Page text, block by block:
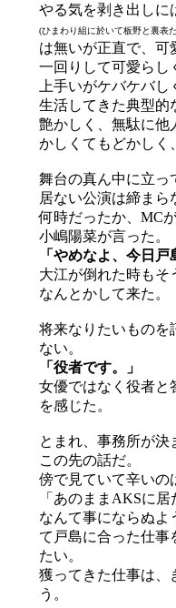
やる気を剥き出しに
(ひまわり組に於いて板野と裏表
は無いが正直で、可
一回りして可愛らし
上手いがケバケバ
生活してきた典型的
艶かしく、無駄に他
かしくてもどかしく
舞台の真ん中に立っ
居ない公演は締まら
何時だったか、MC
小嶋陽菜が言った。
「やめなよ、今日戸
大江が倒れた時もそ
なんとかして来た。
将来なりたいものを
ない。
「役者です。」
女優ではなく役者と
を感じた。
とまれ、事務所が決
この先の話だ。
傍で見ていて辛いの
「あのままAKSに
なんて事にならぬよ
て戸島に合った仕事
たい。
獲ってきた仕事は、
う。